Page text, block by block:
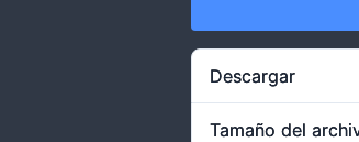
Descargar
Tamaño del